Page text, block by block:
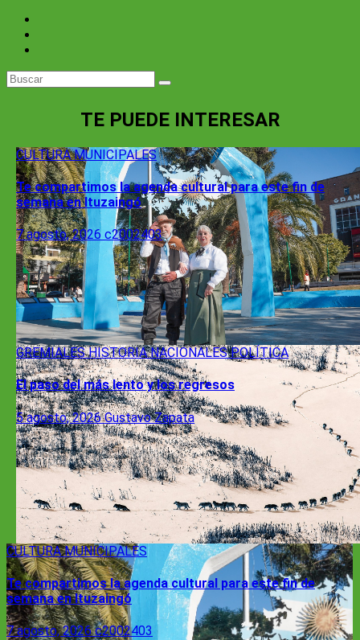
TE PUEDE INTERESAR
CULTURAMUNICIPALES
Te compartimos la agenda cultural para este fin de
semana en Ituzaingó
7 agosto, 2026 c2002403
GREMIALESHISTORIANACIONALESPOLÍTICA
El paso del más lento y los regresos
5 agosto, 2026Gustavo Zapata
CULTURAMUNICIPALES
Te compartimos la agenda cultural para este fin de
semana en Ituzaingó
7 agosto, 2026c2002403